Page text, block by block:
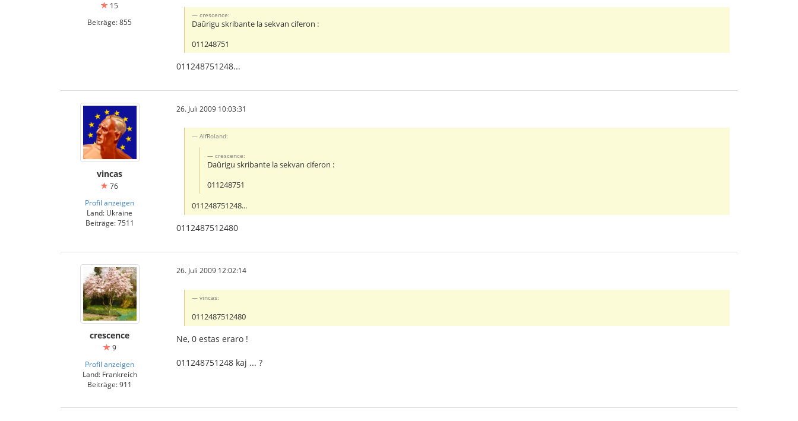
15
Beiträge: 855
crescence:
Daŭrigu skribante la sekvan ciferon :
011248751
011248751248...
vincas
76
Profil anzeigen
Land: Ukraine
Beiträge: 7511
26. Juli 2009 10:03:31
AlfRoland:
crescence:
Daŭrigu skribante la sekvan ciferon :
011248751
011248751248...
0112487512480
crescence
9
Profil anzeigen
Land: Frankreich
Beiträge: 911
26. Juli 2009 12:02:14
vincas:
0112487512480
Ne, 0 estas eraro !
011248751248 kaj ... ?